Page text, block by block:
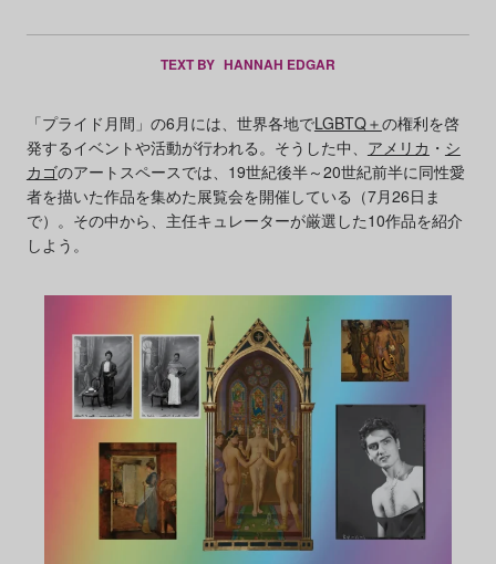
TEXT BY HANNAH EDGAR
「プライド月間」の6月には、世界各地でLGBTQ＋の権利を啓
発するイベントや活動が行われる。そうした中、 アメリカ ・ シ
カゴのアートスペースでは、19世紀後半～20世紀前半に同性愛
者を描いた作品を集めた展覧会を開催している（7月26日ま
で）。その中から、主任キュレーターが厳選した10作品を紹介
しよう。